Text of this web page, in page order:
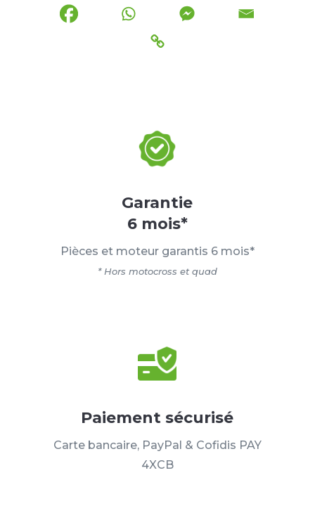
Garantie
6 mois*
Pièces et moteur garantis 6 mois*
* Hors motocross et quad
Paiement sécurisé
Carte bancaire, PayPal & Cofidis PAY
4XCB